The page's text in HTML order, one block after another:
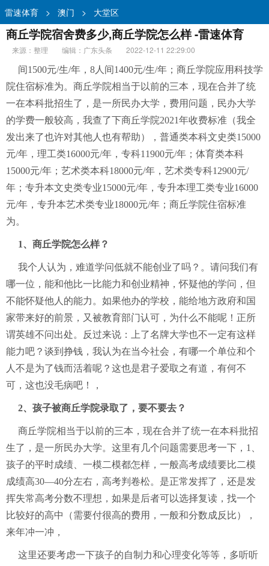
雷速体育 > 澳门 > 大堂区
商丘学院宿舍费多少,商丘学院怎么样 -雷速体育
来源：整理 编辑：广东头条
2022-12-11 22:29:00
间1500元/生/年，8人间1400元/生/年；商丘学院应用科技学
院住宿标准为。商丘学院相当于以前的三本，现在合并了统
一在本科批招生了，是一所民办大学，费用问题，民办大学
的学费一般较高，我查了下商丘学院2021年收费标准（我全
发出来了也许对其他人也有帮助），普通类本科文史类15000
元/年，理工类16000元/年，专科11900元/年；体育类本科
15000元/年；艺术类本科18000元/年，艺术类专科12900元/
年；专升本文史类专业15000元/年，专升本理工类专业16000
元/年，专升本艺术类专业18000元/年；商丘学院住宿标准
为。
1、商丘学院怎么样？
我个人认为，难道学问低就不能创业了吗？。请问我们有
哪一位，能和他比一比能力和创业精神，怀疑他的学问，但
不能怀疑他人的能力。如果他办的学校，能给地方政府和国
家带来好的前景，又被教育部门认可，为什么不能呢！正所
谓英雄不问出处。反过来说：上了名牌大学也不一定有这样
能力吧？谈到挣钱，我认为在当今社会，有哪一个单位和个
人不是为了钱而活着呢？这也是君子爱取之有道，有何不
可，这也没毛病吧！，
2、孩子被商丘学院录取了，要不要去？
商丘学院相当于以前的三本，现在合并了统一在本科批招
生了，是一所民办大学。这里有几个问题需要思考一下，1、
孩子的平时成绩、一模二模都怎样，一般高考成绩要比二模
成绩高30—40分左右，高考判卷松。是正常发挥了，还是发
挥失常高考分数不理想，如果是后者可以选择复读，找一个
比较好的高中（需要付很高的费用，一般和分数成反比），
来年冲一冲，
这里还要考虑一下孩子的自制力和心理变化等等，多听听